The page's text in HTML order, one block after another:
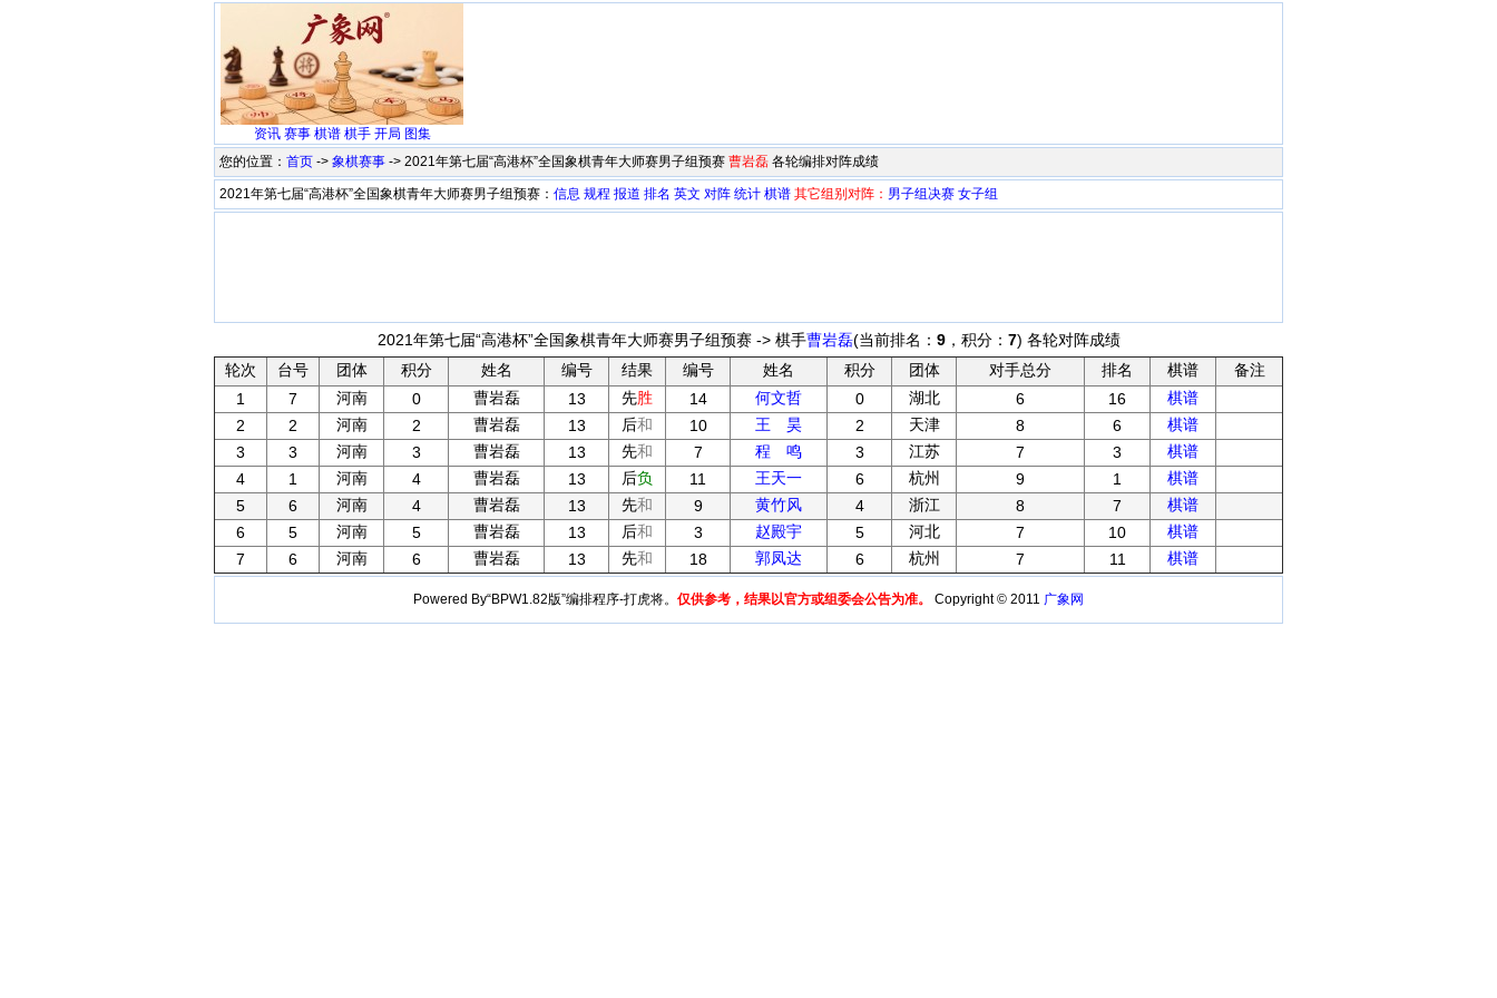
资讯 赛事 棋谱 棋手 开局 图集
您的位置： 首页 -> 象棋赛事 -> 2021年第七届“高港杯”全国象棋青年大师赛男子组预赛 曹岩磊 各轮编排对阵成绩
2021年第七届“高港杯”全国象棋青年大师赛男子组预赛： 信息 规程 报道 排名 英文 对阵 统计 棋谱 其它组别对阵： 男子组决赛 女子组
2021年第七届“高港杯”全国象棋青年大师赛男子组预赛 -> 棋手曹岩磊(当前排名： 9，积分： 7) 各轮对阵成绩
轮次
台号 团体 积分 姓名 编号 结果 编号 姓名 积分 团体 对手总分 排名 棋谱
备注
1
7 河南 0 曹岩磊 13 先胜 14 何文哲 0 湖北 6 16
棋谱
2
2 河南 2 曹岩磊 13 后和 10 王 昊 2 天津 8 6
棋谱
3
3 河南 3 曹岩磊 13 先和 7 程 鸣 3 江苏 7 3
棋谱
4
1 河南 4 曹岩磊 13 后负 11 王天一 6 杭州 9 1
棋谱
5
6 河南 4 曹岩磊 13 先和 9 黄竹风 4 浙江 8 7
棋谱
6
5 河南 5 曹岩磊 13 后和 3 赵殿宇 5 河北 7 10
棋谱
7
6 河南 6 曹岩磊 13 先和 18 郭凤达 6 杭州 7 11 棋谱
Powered By“BPW1.82版”编排程序-打虎将。 仅供参考，结果以官方或组委会公告为准。 Copyright © 2011 广象网